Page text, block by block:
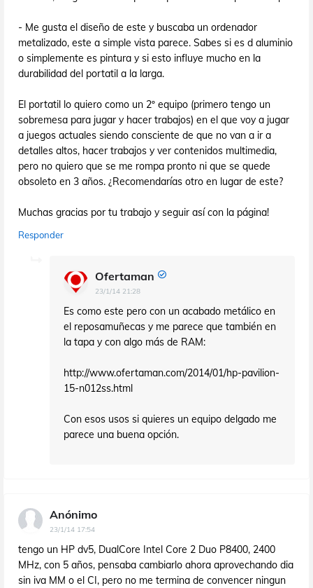
- Me gusta el diseño de este y buscaba un ordenador
metalizado, este a simple vista parece. Sabes si es d aluminio
o simplemente es pintura y si esto influye mucho en la
durabilidad del portatil a la larga.
El portatil lo quiero como un 2º equipo (primero tengo un
sobremesa para jugar y hacer trabajos) en el que voy a jugar
a juegos actuales siendo consciente de que no van a ir a
detalles altos, hacer trabajos y ver contenidos multimedia,
pero no quiero que se me rompa pronto ni que se quede
obsoleto en 3 años. ¿Recomendarías otro en lugar de este?
Muchas gracias por tu trabajo y seguir así con la página!
Responder
Ofertaman
23/1/14 21:28
Es como este pero con un acabado metálico en
el reposamuñecas y me parece que también en
la tapa y con algo más de RAM:
http://www.ofertaman.com/2014/01/hp-pavilion-
15-n012ss.html
Con esos usos si quieres un equipo delgado me
parece una buena opción.
Anónimo
23/1/14 17:54
tengo un HP dv5, DualCore Intel Core 2 Duo P8400, 2400
MHz, con 5 años, pensaba cambiarlo ahora aprovechando dia
sin iva MM o el CI, pero no me termina de convencer ningun